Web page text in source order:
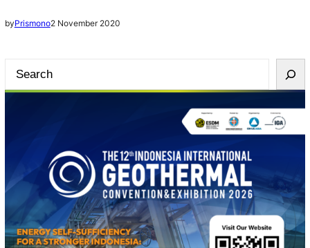
byPrismono2 November 2020